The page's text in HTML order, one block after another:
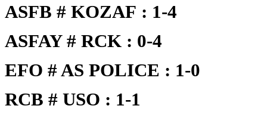
ASFB # KOZAF : 1-4
ASFAY # RCK : 0-4
EFO # AS POLICE : 1-0
RCB # USO : 1-1